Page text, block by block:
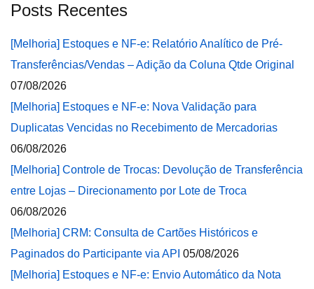
Posts Recentes
[Melhoria] Estoques e NF-e: Relatório Analítico de Pré-
Transferências/Vendas – Adição da Coluna Qtde Original
07/08/2026
[Melhoria] Estoques e NF-e: Nova Validação para
Duplicatas Vencidas no Recebimento de Mercadorias
06/08/2026
[Melhoria] Controle de Trocas: Devolução de Transferência
entre Lojas – Direcionamento por Lote de Troca
06/08/2026
[Melhoria] CRM: Consulta de Cartões Históricos e
Paginados do Participante via API 05/08/2026
[Melhoria] Estoques e NF-e: Envio Automático da Nota